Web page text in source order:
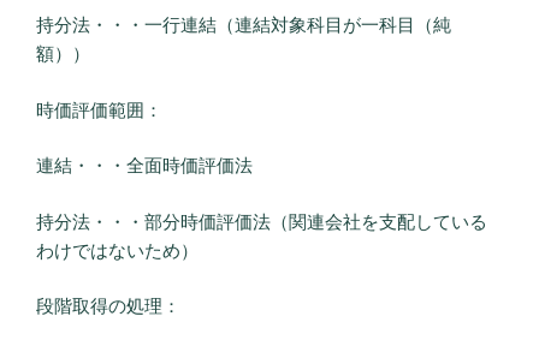
持分法・・・一行連結（連結対象科目が一科目（純
額））
時価評価範囲：
連結・・・全面時価評価法
持分法・・・部分時価評価法（関連会社を支配している
わけではないため）
段階取得の処理：